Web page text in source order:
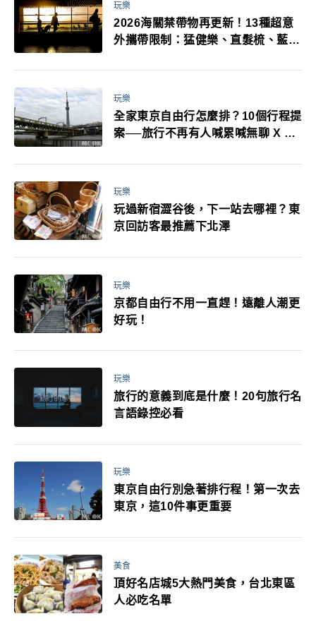
玩樂
2026海關禁帶物再更新！13種超意
外攜帶限制：猛健樂、直髮梳、藍牙
萬！注意事項一次看！
玩樂
全家東京自由行怎麼排？10個行程提
案──旅行不再有人喊累喊無聊 X 爸
玩樂
玩過新宿澀谷後，下一站去哪裡？東
京回訪客最推薦下北澤
玩樂
京都自由行不用一直趕！遠離人潮更
好玩！
玩樂
旅行的意義到底是什麼！20句旅行名
言語錄控必看
玩樂
東京自由行別急著排行程！第一次去
東京，這10件事更重要
美食
頂好名店城5大熱門美食，台北東區
人必吃名單